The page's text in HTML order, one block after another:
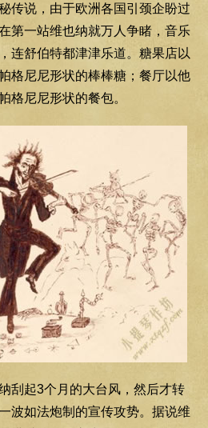
传说，由于欧洲各国引颈企盼过
第一站维也纳就万人争睹，音乐
连舒伯特都津津乐道。糖果店以
格尼尼形状的棒棒糖；餐厅以他
格尼尼形状的餐包。
刮起3个月的大台风，然后才转
波如法炮制的宣传攻势。据说维